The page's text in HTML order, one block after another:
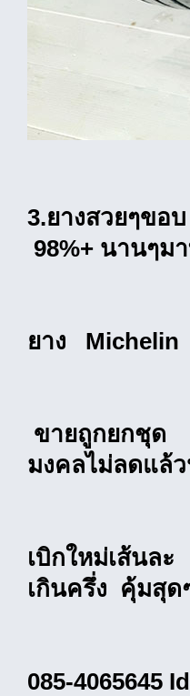
3.ยางสวยๆข
98%+ นานๆม
ยาง
ขายถูกยกชุด
มงคลไม่ลดแล้
เบิกใหม่เส้นล
เกินครึ่ง คุ้มสุด
085-4065645